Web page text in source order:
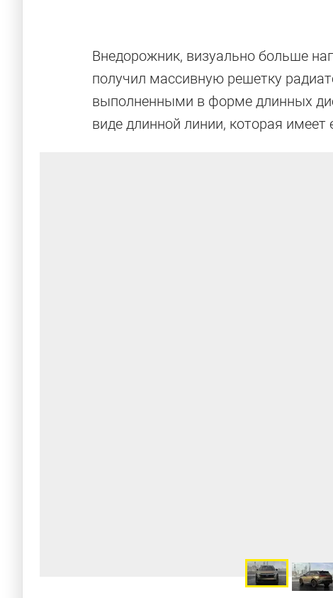
Внедорожник, визуально больше
получил массивную решетку
выполненными в форме длинных
виде длинной линии, которая